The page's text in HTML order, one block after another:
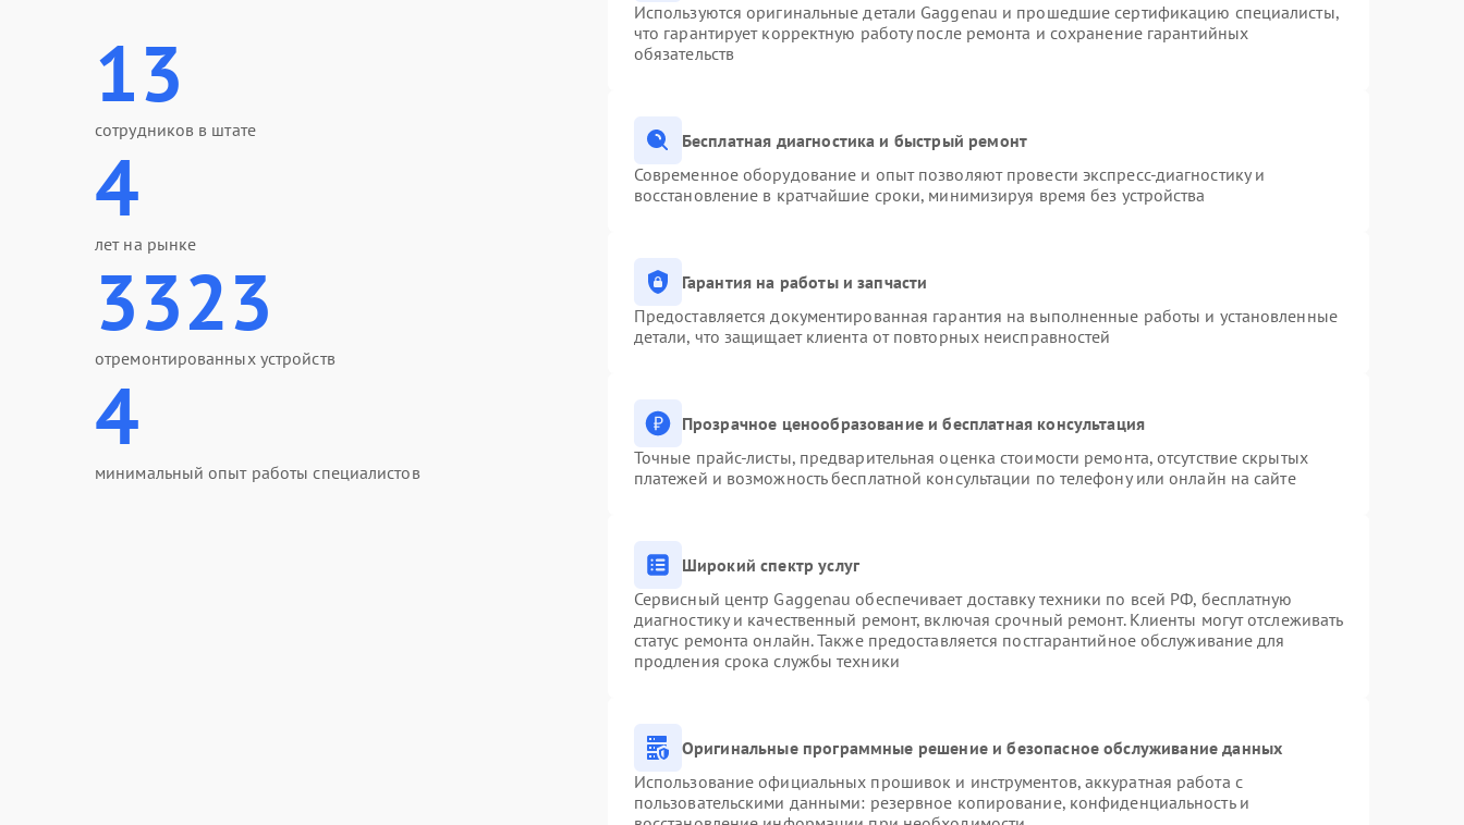
13
сотрудников в штате
4
лет на рынке
3323
отремонтированных устройств
4
минимальный опыт работы специалистов
Используются оригинальные детали Gaggenau и прошедшие сертификацию специалисты,
что гарантирует корректную работу после ремонта и сохранение гарантийных
обязательств
Бесплатная диагностика и быстрый ремонт
Современное оборудование и опыт позволяют провести экспресс-диагностику и
восстановление в кратчайшие сроки, минимизируя время без устройства
Гарантия на работы и запчасти
Предоставляется документированная гарантия на выполненные работы и установленные
детали, что защищает клиента от повторных неисправностей
Прозрачное ценообразование и бесплатная консультация
Точные прайс-листы, предварительная оценка стоимости ремонта, отсутствие скрытых
платежей и возможность бесплатной консультации по телефону или онлайн на сайте
Широкий спектр услуг
Сервисный центр Gaggenau обеспечивает доставку техники по всей РФ, бесплатную
диагностику и качественный ремонт, включая срочный ремонт. Клиенты могут отслеживать
статус ремонта онлайн. Также предоставляется постгарантийное обслуживание для
продления срока службы техники
Оригинальные программные решение и безопасное обслуживание данных
Использование официальных прошивок и инструментов, аккуратная работа с
пользовательскими данными: резервное копирование, конфиденциальность и